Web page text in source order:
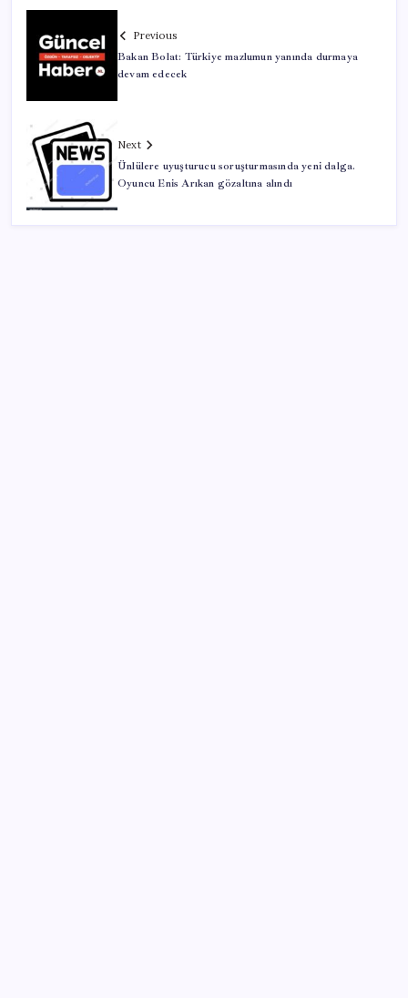
Previous
Bakan Bolat: Türkiye mazlumun yanında durmaya
devam edecek
Next
Ünlülere uyuşturucu soruşturmasında yeni dalga.
Oyuncu Enis Arıkan gözaltına alındı